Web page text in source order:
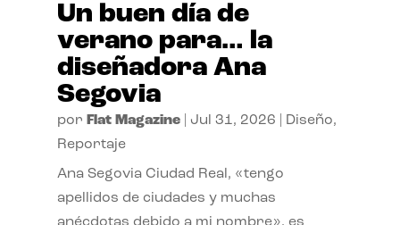
Un buen día de
verano para… la
diseñadora Ana
Segovia
por Flat Magazine| Jul 31, 2026 Diseño,
Reportaje
Ana Segovia Ciudad Real, «tengo
apellidos de ciudades y muchas